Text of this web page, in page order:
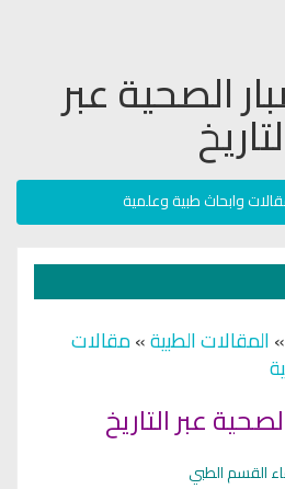
الصحية عبر
وابحاث طبية وعلمية
»المقالات الطبية»مقالات